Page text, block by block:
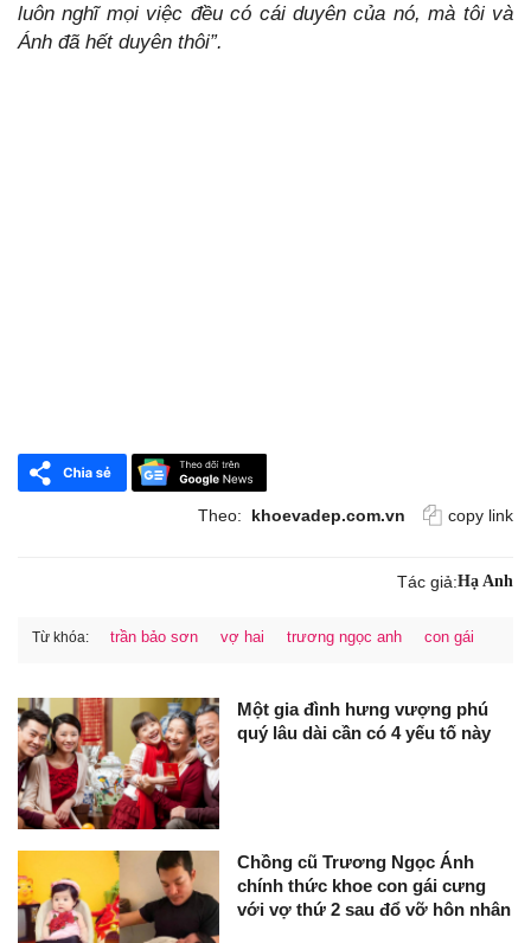
luôn nghĩ mọi việc đều có cái duyên của nó, mà tôi và
Ánh đã hết duyên thôi”.
Theo: khoevadep.com.vn copy link
Tác giả:Hạ Anh
Từ khóa: trần bảo sơn vợ hai trương ngọc anh con gái
Một gia đình hưng vượng phú
quý lâu dài cần có 4 yếu tố này
Chồng cũ Trương Ngọc Ánh
chính thức khoe con gái cưng
với vợ thứ 2 sau đổ vỡ hôn nhân